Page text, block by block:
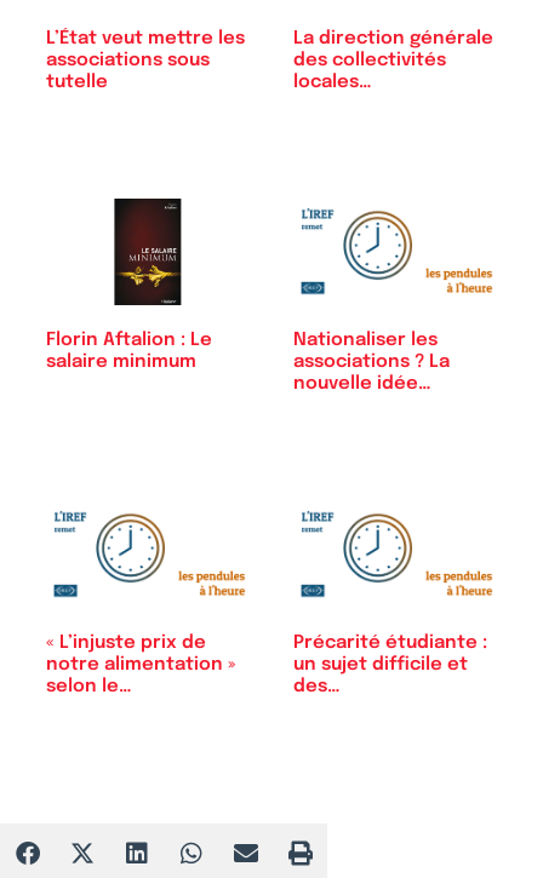
L’État veut mettre les
associations sous
tutelle
La direction générale
des collectivités
locales…
Florin Aftalion : Le
salaire minimum
Nationaliser les
associations ? La
nouvelle idée…
« L’injuste prix de
notre alimentation »
selon le…
Précarité étudiante :
un sujet difficile et
des…